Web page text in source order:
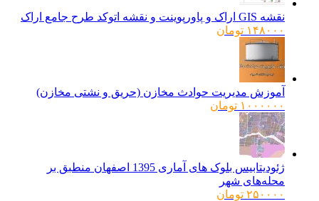
نقشه GIS اراک و پاورپوینت و نقشه اتوکد طرح جامع اراک
۱۴۸۰۰۰ تومان
آموزش مدیریت حوادث مخازن (حریق و نشتی مخازن)
۱۰۰۰۰۰۰ تومان
ژئودیتابیس بلوک های آماری 1395 اصفهان منطبق بر
محله‌های شهر
۲۵۰۰۰۰ تومان